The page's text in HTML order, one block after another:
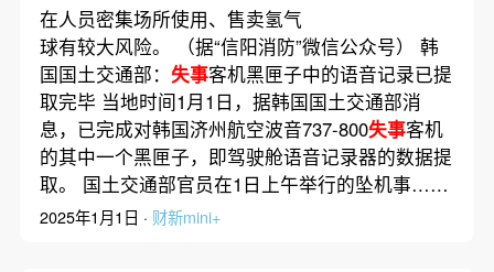
在人员密集场所使用、售卖氢气
球有较大风险。 （据“信阳消防”微信公众号） 韩
国国土交通部： 失事客机黑匣子中的语音记录已提
取完毕 当地时间1月1日，据韩国国土交通部消
息，已完成对韩国济州航空波音737-800失事客机
的其中一个黑匣子，即驾驶舱语音记录器的数据提
取。 国土交通部官员在1日上午举行的坠机事……
2025年1月1日 · 财新mini+